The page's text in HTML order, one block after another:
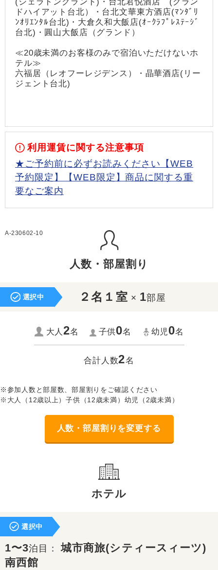
ドハイアット台北）・台北文華東方酒店(ﾏﾝﾀﾞﾘ
ﾝｵﾘｴﾝﾀﾙ台北)・大倉久和大飯店(ｵｰｸﾗﾌﾟﾚｽﾃｰｼﾞ
台北)・圓山大飯店（グランド）
≪20歳未満のお客様のみで宿泊いただけないホ
テル≫
六福居（レオフーレジデンス）・晶華酒店(リー
ジェント台北)
利用運賃に関する注意事項
★ご予約前に必ずお読みください【WEB
予約限定】【WEB限定】商品に関する重
要なご案内
A-230602-10
人数・部屋割り
選択中 ２名１室 × 1部屋
大人2名 子供0名 幼児0名
合計人数2名
※参加人数と部屋数、部屋割りをご確認ください
※大人（12歳以上）子供（12歳未満）幼児（2歳未満）
人数・部屋割りを変更する
ホテル
選択中
1〜3泊目：城市商旅(シティースィーツ)
南西館